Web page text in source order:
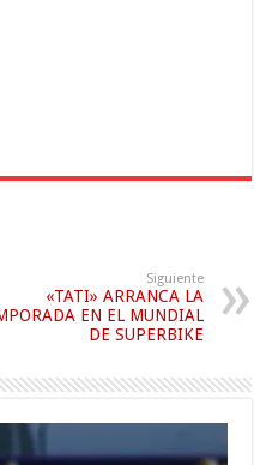
Siguiente
«TATI» ARRANCA LA
EN EL MUNDIAL
DE SUPERBIKE